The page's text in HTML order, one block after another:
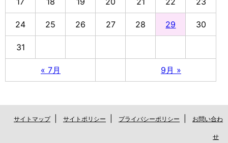
24 25 26 27 28 29 30
31
« 7月 9月 »
サイトマップ サイトポリシー プライバシーポリシー お問い合わ
せ